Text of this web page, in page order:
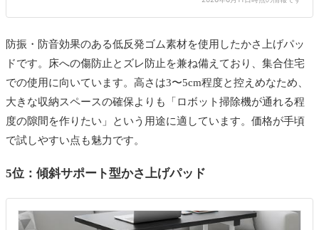
防振・防音効果のある低反発ゴム素材を使用したかさ上げパッ
ドです。床への傷防止とズレ防止を兼ね備えており、集合住宅
での使用に向いています。高さは3〜5cm程度と控えめなため、
大きな収納スペースの確保よりも「ロボット掃除機が通れる程
度の隙間を作りたい」という用途に適しています。価格が手頃
で試しやすい点も魅力です。
5位：傾斜サポート型かさ上げパッド